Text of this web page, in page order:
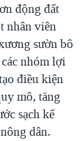
động đất
nhân viên
sườn bô
nhóm lợi
điều kiện
mô, tăng
sạch kế
dân.